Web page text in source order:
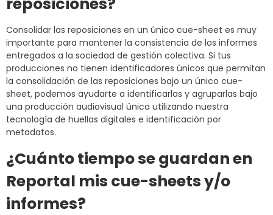
Consolidar las reposiciones en un único cue-sheet es muy
importante para mantener la consistencia de los informes
entregados a la sociedad de gestión colectiva. Si tus
producciones no tienen identificadores únicos que permitan
la consolidación de las reposiciones bajo un único cue-
sheet, podemos ayudarte a identificarlas y agruparlas bajo
una producción audiovisual única utilizando nuestra
tecnología de huellas digitales e identificación por
metadatos.
¿Cuánto tiempo se guardan en
Reportal mis cue-sheets y/o
informes?